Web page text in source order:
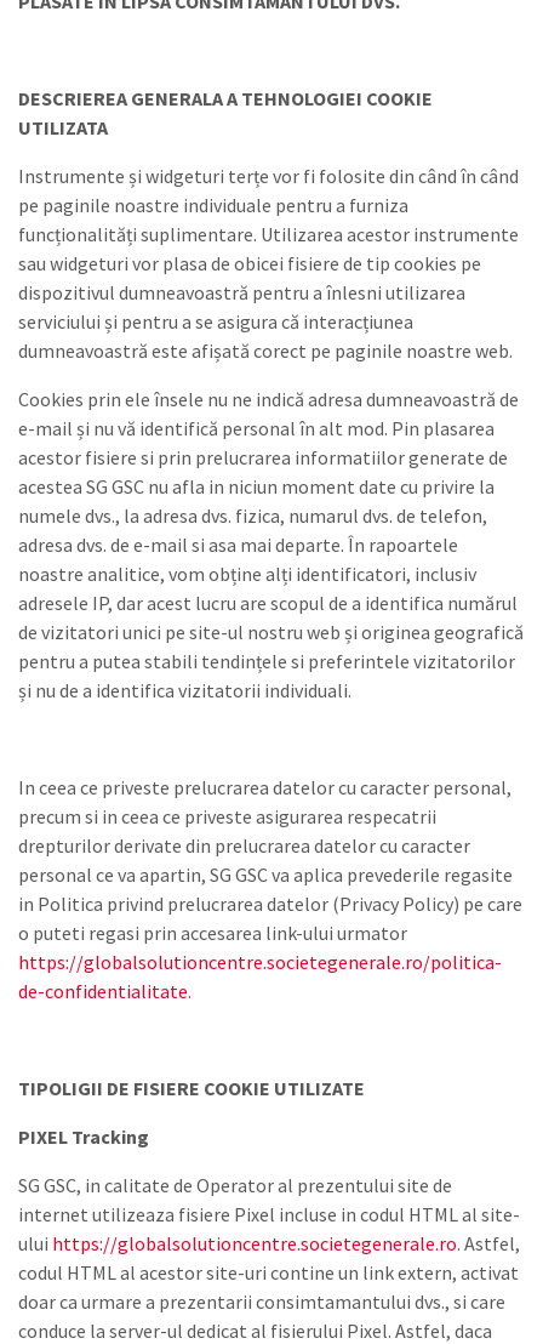
DESCRIEREA GENERALA A TEHNOLOGIEI COOKIE
UTILIZATA
Instrumente și widgeturi terțe vor fi folosite din când în când
pe paginile noastre individuale pentru a furniza
funcționalități suplimentare. Utilizarea acestor instrumente
sau widgeturi vor plasa de obicei fisiere de tip cookies pe
dispozitivul dumneavoastră pentru a înlesni utilizarea
serviciului și pentru a se asigura că interacțiunea
dumneavoastră este afișată corect pe paginile noastre web.
Cookies prin ele însele nu ne indică adresa dumneavoastră de
e-mail și nu vă identifică personal în alt mod. Pin plasarea
acestor fisiere si prin prelucrarea informatiilor generate de
acestea SG GSC nu afla in niciun moment date cu privire la
numele dvs., la adresa dvs. fizica, numarul dvs. de telefon,
adresa dvs. de e-mail si asa mai departe. În rapoartele
noastre analitice, vom obține alți identificatori, inclusiv
adresele IP, dar acest lucru are scopul de a identifica numărul
de vizitatori unici pe site-ul nostru web și originea geografică
pentru a putea stabili tendințele si preferintele vizitatorilor
și nu de a identifica vizitatorii individuali.
In ceea ce priveste prelucrarea datelor cu caracter personal,
precum si in ceea ce priveste asigurarea respecatrii
drepturilor derivate din prelucrarea datelor cu caracter
personal ce va apartin, SG GSC va aplica prevederile regasite
in Politica privind prelucrarea datelor (Privacy Policy) pe care
o puteti regasi prin accesarea link-ului urmator
https://globalsolutioncentre.societegenerale.ro/politica-
de-confidentialitate.
TIPOLIGII DE FISIERE COOKIE UTILIZATE
PIXEL Tracking
SG GSC, in calitate de Operator al prezentului site de
internet utilizeaza fisiere Pixel incluse in codul HTML al site-
ului https://globalsolutioncentre.societegenerale.ro. Astfel,
codul HTML al acestor site-uri contine un link extern, activat
doar ca urmare a prezentarii consimtamantului dvs., si care
conduce la server-ul dedicat al fisierului Pixel. Astfel, daca